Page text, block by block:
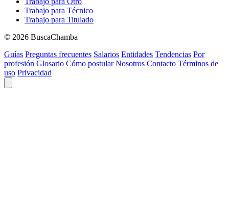
Trabajo para Técnico
Trabajo para Titulado
© 2026 BuscaChamba
Guías Preguntas frecuentes Salarios Entidades Tendencias Por
profesión Glosario Cómo postular Nosotros Contacto Términos de
uso Privacidad